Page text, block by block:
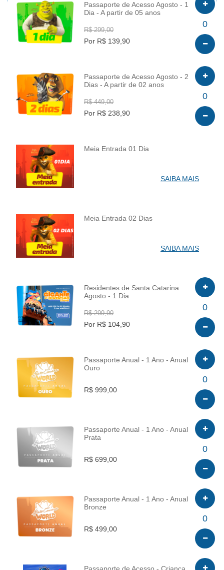
INFO
Passaporte de Acesso Agosto - 1
Dia - A partir de 05 anos
R$ 299,00
Por R$ 139,90
0
INFO
Passaporte de Acesso Agosto - 2
Dias - A partir de 02 anos
R$ 449,00
Por R$ 238,90
0
INFO
Meia Entrada 01 Dia
SAIBA MAIS
INFO
Meia Entrada 02 Dias
SAIBA MAIS
INFO
Residentes de Santa Catarina
Agosto - 1 Dia
R$ 299,90
Por R$ 104,90
0
INFO
Passaporte Anual - 1 Ano - Anual
Ouro
R$ 999,00
0
INFO
Passaporte Anual - 1 Ano - Anual
Prata
R$ 699,00
0
INFO
Passaporte Anual - 1 Ano - Anual
Bronze
R$ 499,00
0